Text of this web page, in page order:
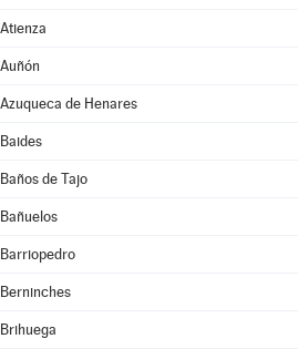
Atienza
Auñón
Azuqueca de Henares
Baides
Baños de Tajo
Bañuelos
Barriopedro
Berninches
Brihuega